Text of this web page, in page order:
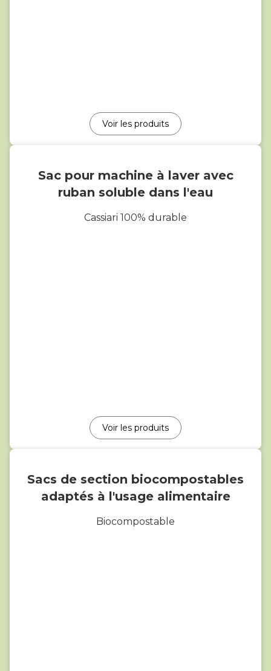
Voir les produits
Sac pour machine à laver avec
ruban soluble dans l'eau
Cassiari 100% durable
Voir les produits
Sacs de section biocompostables
adaptés à l'usage alimentaire
Biocompostable